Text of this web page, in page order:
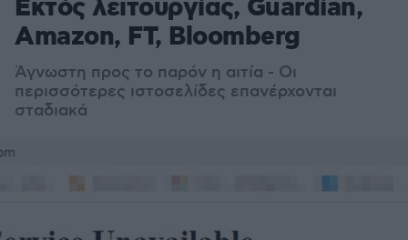
Εκτός λειτουργίας, Guardian,
Amazon, FT, Bloomberg
Άγνωστη προς το παρόν η αιτία - Οι
περισσότερες ιστοσελίδες επανέρχονται
σταδιακά